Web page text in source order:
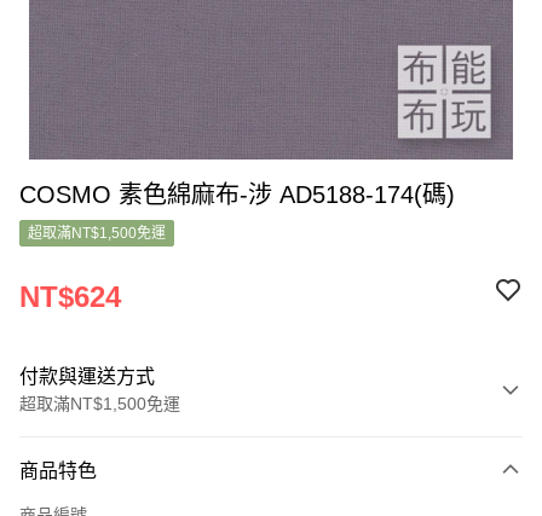
COSMO 素色綿麻布-涉 AD5188-174(碼)
超取滿NT$1,500免運
NT$624
付款與運送方式
超取滿NT$1,500免運
信用卡一次付款
商品特色